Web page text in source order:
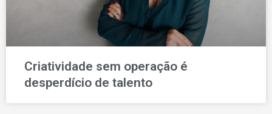
Criatividade sem operação é
desperdício de talento